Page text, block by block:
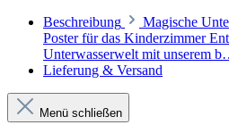
Beschreibung
Magische
Poster für das Kinderzimmer
Unterwasserwelt mit unserem
Lieferung & Versand
Menü schließen